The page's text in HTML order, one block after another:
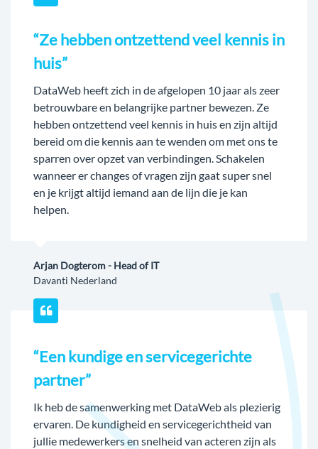
“Ze hebben ontzettend veel kennis in
huis”
DataWeb heeft zich in de afgelopen 10 jaar als zeer
betrouwbare en belangrijke partner bewezen. Ze
hebben ontzettend veel kennis in huis en zijn altijd
bereid om die kennis aan te wenden om met ons te
sparren over opzet van verbindingen. Schakelen
wanneer er changes of vragen zijn gaat super snel
en je krijgt altijd iemand aan de lijn die je kan
helpen.
Arjan Dogterom - Head of IT
Davanti Nederland
“Een kundige en servicegerichte
partner”
Ik heb de samenwerking met DataWeb als plezierig
ervaren. De kundigheid en servicegerichtheid van
jullie medewerkers en snelheid van acteren zijn als